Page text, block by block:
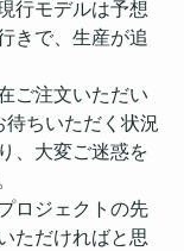
行モデルは予想
きで、生産が追
ご注文いただい
待ちいただく状況
、大変ご迷惑を
ロジェクトの先
ただければと思